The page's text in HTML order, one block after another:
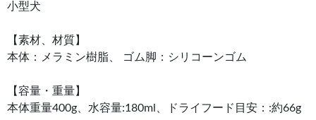
小型犬
【素材、材質】
本体：メラミン樹脂、 ゴム脚：シリコーンゴム
【容量・重量】
本体重量400g、水容量:180ml、ドライフード目安：:約66g